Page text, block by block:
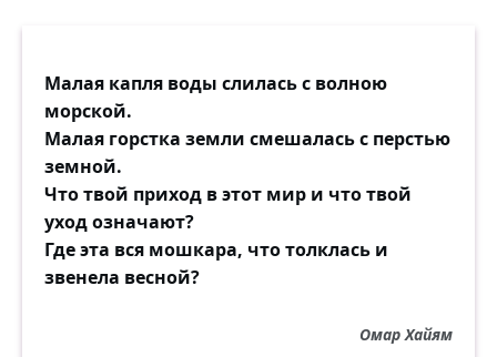
Малая капля воды слилась с волною
морской.
Малая горстка земли смешалась с перстью
земной.
Что твой приход в этот мир и что твой
уход означают?
Где эта вся мошкара, что толклась и
звенела весной?
Омар Хайям